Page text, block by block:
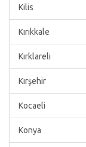
Kilis
Kırıkkale
Kırklareli
Kırşehir
Kocaeli
Konya